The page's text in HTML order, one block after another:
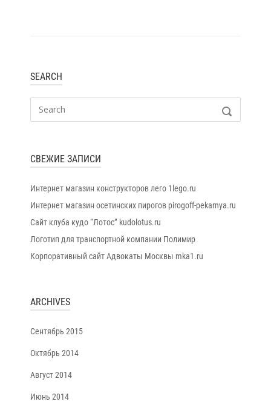
SEARCH
SEARCH
СВЕЖИЕ ЗАПИСИ
Интернет магазин конструкторов лего 1lego.ru
Интернет магазин осетинских пирогов pirogoff-pekarnya.ru
Сайт клуба кудо “Лотос” kudolotus.ru
Логотип для транспортной компании Полимир
Корпоративный сайт Адвокаты Москвы mka1.ru
ARCHIVES
Сентябрь 2015
Октябрь 2014
Август 2014
Июнь 2014